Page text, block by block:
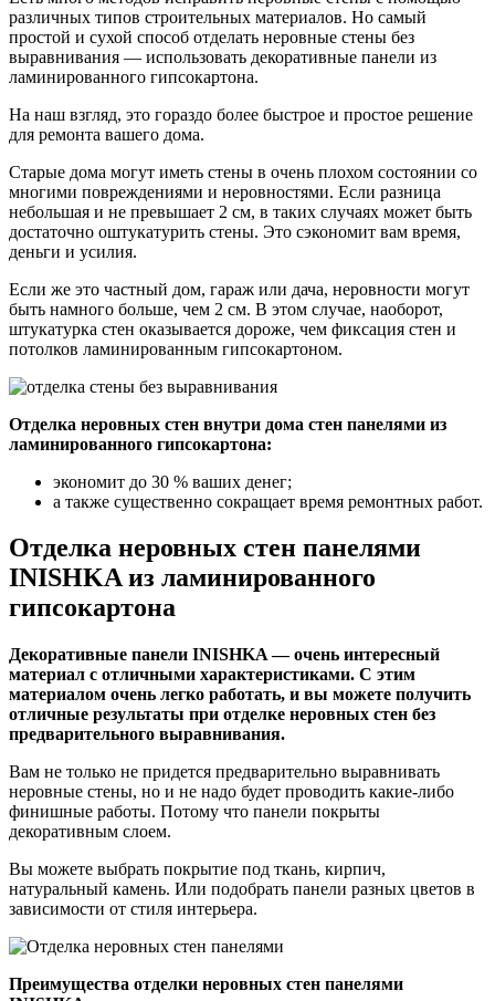
различных типов строительных материалов. Но самый
простой и сухой способ отделать неровные стены без
выравнивания — использовать декоративные панели из
ламинированного гипсокартона.
На наш взгляд, это гораздо более быстрое и простое решение
для ремонта вашего дома.
Старые дома могут иметь стены в очень плохом состоянии со
многими повреждениями и неровностями. Если разница
небольшая и не превышает 2 см, в таких случаях может быть
достаточно оштукатурить стены. Это сэкономит вам время,
деньги и усилия.
Если же это частный дом, гараж или дача, неровности могут
быть намного больше, чем 2 см. В этом случае, наоборот,
штукатурка стен оказывается дороже, чем фиксация стен и
потолков ламинированным гипсокартоном.
Отделка неровных стен внутри дома стен панелями из
ламинированного гипсокартона:
экономит до 30 % ваших денег;
а также существенно сокращает время ремонтных работ.
Отделка неровных стен панелями
INISHKA из ламинированного
гипсокартона
Декоративные панели INISHKA — очень интересный
материал с отличными характеристиками. С этим
материалом очень легко работать, и вы можете получить
отличные результаты при отделке неровных стен без
предварительного выравнивания.
Вам не только не придется предварительно выравнивать
неровные стены, но и не надо будет проводить какие-либо
финишные работы. Потому что панели покрыты
декоративным слоем.
Вы можете выбрать покрытие под ткань, кирпич,
натуральный камень. Или подобрать панели разных цветов в
зависимости от стиля интерьера.
Преимущества отделки неровных стен панелями